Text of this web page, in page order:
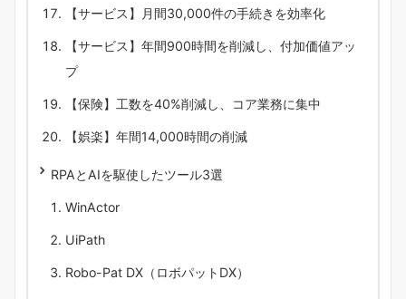
【サービス】月間30,000件の手続きを効率化
【サービス】年間900時間を削減し、付加価値アッ
プ
【保険】工数を40%削減し、コア業務に集中
【娯楽】年間14,000時間の削減
RPAとAIを駆使したツール3選
WinActor
UiPath
Robo-Pat DX（ロボパットDX）